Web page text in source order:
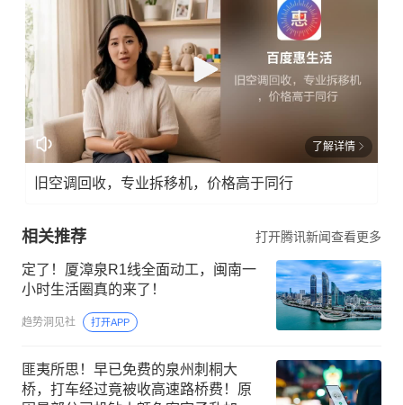
了解详情
旧空调回收，专业拆移机，价格高于同行
相关推荐 打开腾讯新闻查看更多
定了！厦漳泉R1线全面动工，闽南一
小时生活圈真的来了！
趋势洞见社 打开APP
匪夷所思！早已免费的泉州刺桐大
桥，打车经过竟被收高速路桥费！原